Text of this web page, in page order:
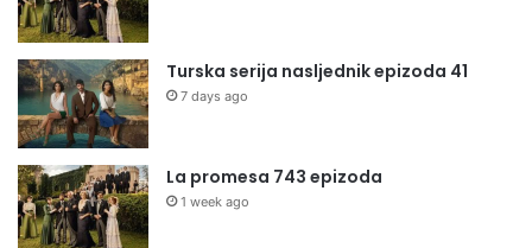
Turska serija nasljednik epizoda 41
7 days ago
La promesa 743 epizoda
1 week ago